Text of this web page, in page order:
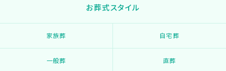
お葬式スタイル
家族葬 自宅葬
一般葬 直葬